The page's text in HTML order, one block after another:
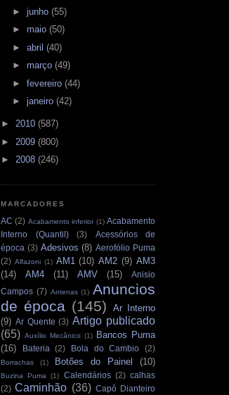
► junho (55)
► maio (50)
► abril (40)
► março (49)
► fevereiro (44)
► janeiro (42)
► 2010 (587)
► 2009 (800)
► 2008 (246)
MARCADORES
AC (2) Acabamento inferior (1) Acabamento
Interno (Quantil)
(3)
Acessórios de
época (3) Adesivos (8) Aerofólio Puma
(2) Alfazoni (1) AM1 (10) AM2 (9) AM3
(14)
AM4 (11) AMV (15)
Anisio
Campos (7) Antenas (1) Anuncios
de época (145)
Ar Interno
(9) Ar Quente (3) Artigo publicado
(65) Auxílio Mecânico (1)
Bancos Puma
(16)
Bateria (2) Bola do Cambio (2)
Borrachas (1) Botões do Painel (10)
Buzina Puma (1) Calendários (2) calhas
(2) Caminhão (36) Capô Dianteiro